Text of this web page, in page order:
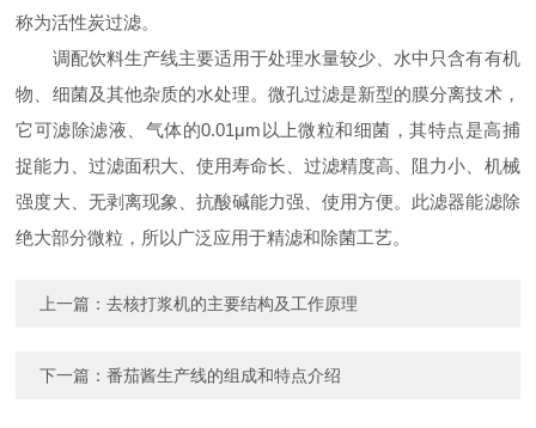
称为活性炭过滤。
调配饮料生产线主要适用于处理水量较少、水中只含有有机
物、细菌及其他杂质的水处理。微孔过滤是新型的膜分离技术，
它可滤除滤液、气体的0.01μm以上微粒和细菌，其特点是高捕
捉能力、过滤面积大、使用寿命长、过滤精度高、阻力小、机械
强度大、无剥离现象、抗酸碱能力强、使用方便。此滤器能滤除
绝大部分微粒，所以广泛应用于精滤和除菌工艺。
上一篇：去核打浆机的主要结构及工作原理
下一篇：番茄酱生产线的组成和特点介绍